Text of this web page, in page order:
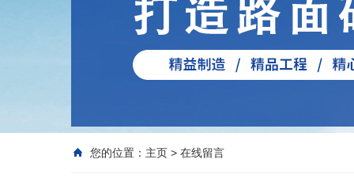
您的位置： 主页 > 在线留言